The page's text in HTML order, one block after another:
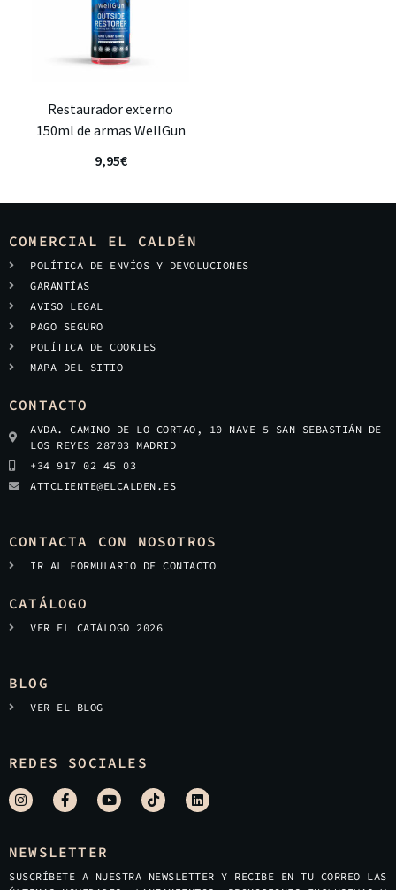
Restaurador externo
150ml de armas WellGun
9,95€
COMERCIAL EL CALDÉN
POLÍTICA DE ENVÍOS Y DEVOLUCIONES
GARANTÍAS
AVISO LEGAL
PAGO SEGURO
POLÍTICA DE COOKIES
MAPA DEL SITIO
CONTACTO
AVDA. CAMINO DE LO CORTAO, 10 NAVE 5 SAN SEBASTIÁN DE
LOS REYES 28703 MADRID
+34 917 02 45 03
ATTCLIENTE@ELCALDEN.ES
CONTACTA CON NOSOTROS
IR AL FORMULARIO DE CONTACTO
CATÁLOGO
VER EL CATÁLOGO 2026
BLOG
VER EL BLOG
REDES SOCIALES
NEWSLETTER
SUSCRÍBETE A NUESTRA NEWSLETTER Y RECIBE EN TU CORREO LAS